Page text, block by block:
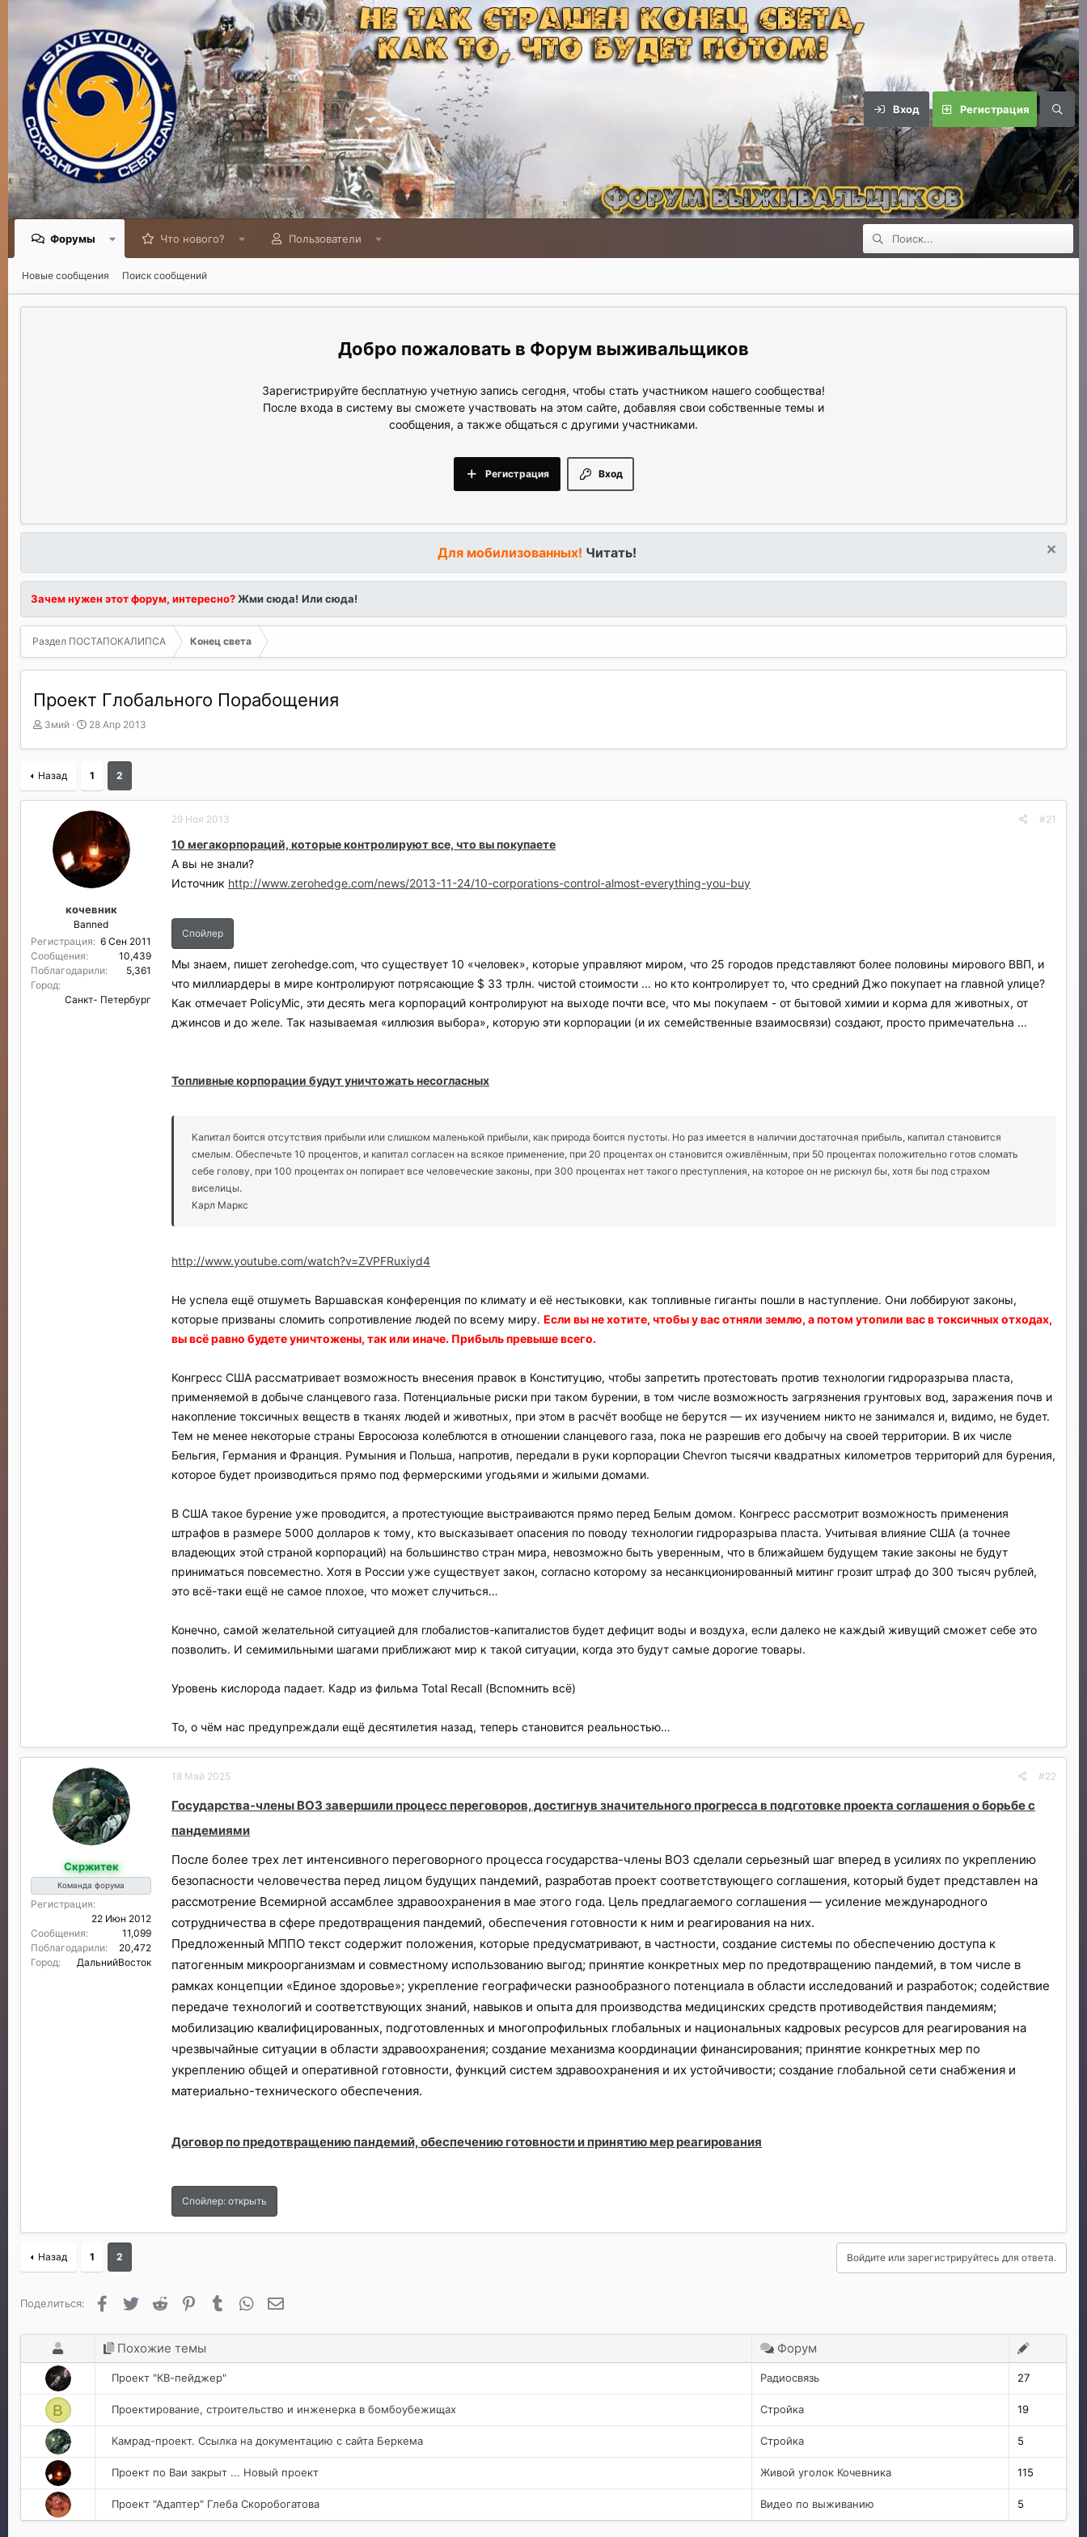
Вход Регистрация
Форумы Что нового? Пользователи
Новые сообщения Поиск сообщений
Форум выживальщиков
Зарегистрируйте бесплатную учетную запись сегодня, чтобы стать участником нашего сообщества!
После входа в систему вы сможете участвовать на этом сайте, добавляя свои собственные темы и
сообщения, а также общаться с другими участниками.
Вход
Регистрация
Для мобилизованных! Читать!
Зачем нужен этот форум, интересно?Жми сюда! Или сюда!
Раздел ПОСТАПОКАЛИПСА Конец света
Проект Глобального Порабощения
А
т
р
Змий
Д
т
н
ч
л
а
28 Апр 2013
Назад 1 2
кочевник
Banned
Регистрация
6 Сен 2011
Сообщения
10,439
Поблагодарили
5,361
Город
Санкт- Петербург
29 Ноя 2013 #21
10 мегакорпораций, которые контролируют все, что вы покупаете
А вы не знали?
Источник http://www.zerohedge.com/news/2013-11-24/10-corporations-control-almost-everything-you-buy
Спойлер
Мы знаем, пишет zerohedge.com, что существует 10 «человек», которые управляют миром, что 25 городов представляют более половины мирового ВВП, и
что миллиардеры в мире контролируют потрясающие $ 33 трлн. чистой стоимости ... но кто контролирует то, что средний Джо покупает на главной улице?
Как отмечает PolicyMic, эти десять мега корпораций контролируют на выходе почти все, что мы покупаем - от бытовой химии и корма для животных, от
джинсов и до желе. Так называемая «иллюзия выбора», которую эти корпорации (и их семейственные взаимосвязи) создают, просто примечательна ...
Топливные корпорации будут уничтожать несогласных
Капитал боится отсутствия прибыли или слишком маленькой прибыли, как природа боится пустоты. Но раз имеется в наличии достаточная прибыль, капитал становится
смелым. Обеспечьте 10 процентов, и капитал согласен на всякое применение, при 20 процентах он становится оживлённым, при 50 процентах положительно готов сломать
себе голову, при 100 процентах он попирает все человеческие законы, при 300 процентах нет такого преступления, на которое он не рискнул бы, хотя бы под страхом
виселицы.
Карл Маркс
http://www.youtube.com/watch?v=ZVPFRuxiyd4
Не успела ещё отшуметь Варшавская конференция по климату и её нестыковки, как топливные гиганты пошли в наступление. Они лоббируют законы,
которые призваны сломить сопротивление людей по всему миру. Если вы не хотите, чтобы у вас отняли землю, а потом утопили вас в токсичных отходах,
вы всё равно будете уничтожены, так или иначе. Прибыль превыше всего.
Конгресс США рассматривает возможность внесения правок в Конституцию, чтобы запретить протестовать против технологии гидроразрыва пласта,
применяемой в добыче сланцевого газа. Потенциальные риски при таком бурении, в том числе возможность загрязнения грунтовых вод, заражения почв и
накопление токсичных веществ в тканях людей и животных, при этом в расчёт вообще не берутся — их изучением никто не занимался и, видимо, не будет.
Тем не менее некоторые страны Евросоюза колеблются в отношении сланцевого газа, пока не разрешив его добычу на своей территории. В их числе
Бельгия, Германия и Франция. Румыния и Польша, напротив, передали в руки корпорации Chevron тысячи квадратных километров территорий для бурения,
которое будет производиться прямо под фермерскими угодьями и жилыми домами.
В США такое бурение уже проводится, а протестующие выстраиваются прямо перед Белым домом. Конгресс рассмотрит возможность применения
штрафов в размере 5000 долларов к тому, кто высказывает опасения по поводу технологии гидроразрыва пласта. Учитывая влияние США (а точнее
владеющих этой страной корпораций) на большинство стран мира, невозможно быть уверенным, что в ближайшем будущем такие законы не будут
приниматься повсеместно. Хотя в России уже существует закон, согласно которому за несанкционированный митинг грозит штраф до 300 тысяч рублей,
это всё-таки ещё не самое плохое, что может случиться…
Конечно, самой желательной ситуацией для глобалистов-капиталистов будет дефицит воды и воздуха, если далеко не каждый живущий сможет себе это
позволить. И семимильными шагами приближают мир к такой ситуации, когда это будут самые дорогие товары.
Уровень кислорода падает. Кадр из фильма Total Recall (Вспомнить всё)
То, о чём нас предупреждали ещё десятилетия назад, теперь становится реальностью…
Скржитек
Команда форума
Регистрация
22 Июн 2012
Сообщения
11,099
Поблагодарили
20,472
Город
ДальнийВосток
18 Май 2025 #22
Государства-члены ВОЗ завершили процесс переговоров, достигнув значительного прогресса в подготовке проекта соглашения о борьбе с
пандемиями
После более трех лет интенсивного переговорного процесса государства-члены ВОЗ сделали серьезный шаг вперед в усилиях по укреплению
безопасности человечества перед лицом будущих пандемий, разработав проект соответствующего соглашения, который будет представлен на
рассмотрение Всемирной ассамблее здравоохранения в мае этого года. Цель предлагаемого соглашения — усиление международного
сотрудничества в сфере предотвращения пандемий, обеспечения готовности к ним и реагирования на них.
Предложенный МППО текст содержит положения, которые предусматривают, в частности, создание системы по обеспечению доступа к
патогенным микроорганизмам и совместному использованию выгод; принятие конкретных мер по предотвращению пандемий, в том числе в
рамках концепции «Единое здоровье»; укрепление географически разнообразного потенциала в области исследований и разработок; содействие
передаче технологий и соответствующих знаний, навыков и опыта для производства медицинских средств противодействия пандемиям;
мобилизацию квалифицированных, подготовленных и многопрофильных глобальных и национальных кадровых ресурсов для реагирования на
чрезвычайные ситуации в области здравоохранения; создание механизма координации финансирования; принятие конкретных мер по
укреплению общей и оперативной готовности, функций систем здравоохранения и их устойчивости; создание глобальной сети снабжения и
материально-технического обеспечения.
Договор по предотвращению пандемий, обеспечению готовности и принятию мер реагирования
Спойлер: открыть
Назад 1 2 Войдите или зарегистрируйтесь для ответа.
Поделиться: Facebook
Twitter Reddit PinterestTumblr WhatsApp
Похожие темы Форум
Проект "КВ-пейджер" Радиосвязь 27
В Проектирование, строительство и инженерка в бомбоубежищах Стройка 19
Камрад-проект. Ссылка на документацию с сайта Беркема Стройка 5
Проект по Ваи закрыт ... Новый проект Живой уголок Кочевника 115
Проект "Адаптер" Глеба Скоробогатова Видео по выживанию 5